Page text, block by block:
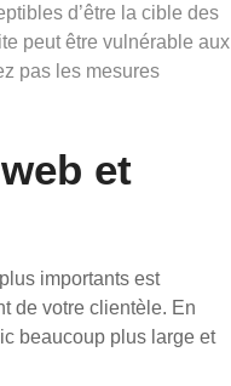
d’être la cible des
peut être vulnérable aux
pas les mesures
et
importants est
de votre clientèle. En
beaucoup plus large et